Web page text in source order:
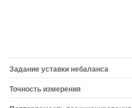
Задание уставки небаланса
Точность измерения